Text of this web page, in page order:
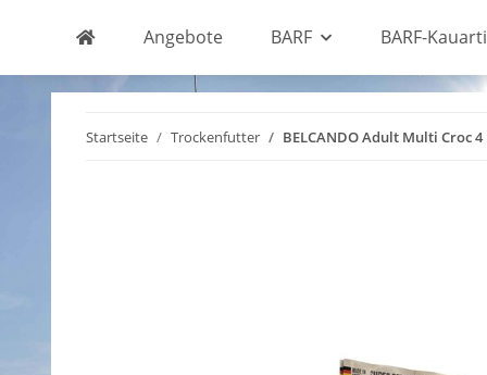
Angebote BARF BARF-
Startseite Trockenfutter BELCANDO Adult Multi Croc 4